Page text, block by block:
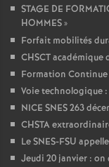
STAGE DE
HOMMES»
Forfait mobilités
CHSCT académique
Formation Continue
Voie technologique
NICE SNES 263
CHSTA
Le SNES-FSU
Jeudi 20 janvier :